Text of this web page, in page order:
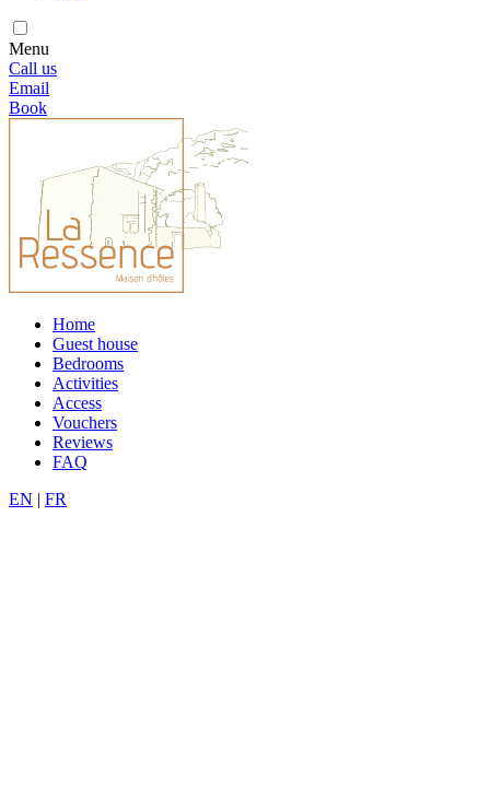
Menu
Call us
Email
Book
Home
Guest house
Bedrooms
Activities
Access
Vouchers
Reviews
FAQ
EN | FR